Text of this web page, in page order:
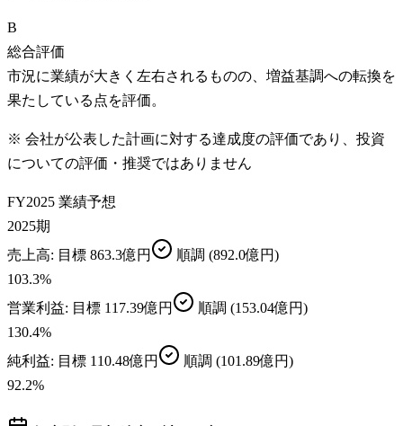
B
総合評価
市況に業績が大きく左右されるものの、増益基調への転換を
果たしている点を評価。
※ 会社が公表した計画に対する達成度の評価であり、投資
についての評価・推奨ではありません
FY2025 業績予想
2025期
売上高: 目標 863.3億円 順調 (892.0億円)
103.3%
営業利益: 目標 117.39億円 順調 (153.04億円)
130.4%
純利益: 目標 110.48億円 順調 (101.89億円)
92.2%